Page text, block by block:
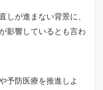
しが進まない背景に、
影響しているとも言わ
予防医療を推進しよ